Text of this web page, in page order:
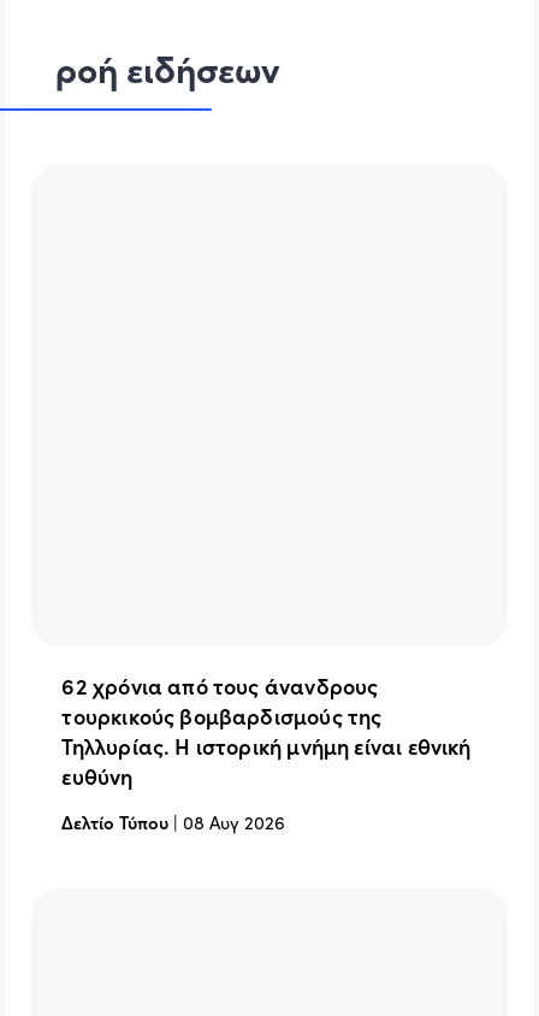
ροή ειδήσεων
62 χρόνια από τους άνανδρους
τουρκικούς βομβαρδισμούς της
Τηλλυρίας. Η ιστορική μνήμη είναι εθνική
ευθύνη
Δελτίο Τύπου |08 Αυγ 2026